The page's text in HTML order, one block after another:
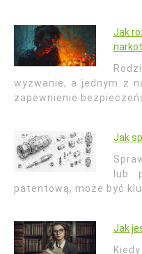
Jak
wyzwanie, a jednym z
zapewnienie
Jak
lub
patentową, może być
Jak